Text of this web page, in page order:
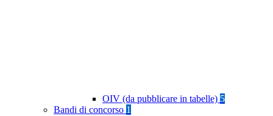
OIV (da pubblicare in tabelle) 5
Bandi di concorso 1